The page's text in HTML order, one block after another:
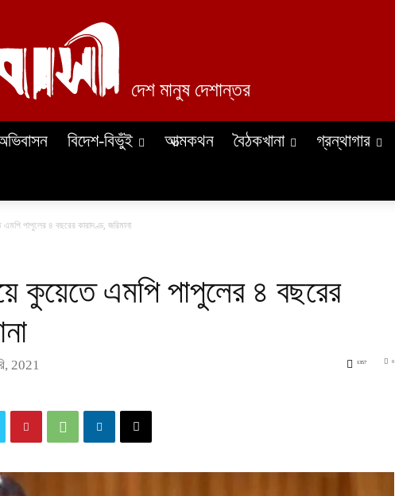
দেশ মানুষ দেশান্তর
বিদেশ-বিভুঁই আত্মকথন বৈঠকখানা গ্রন্থাগার
এমপি পাপুলের ৪ বছরের কারাদণ্ড, জরিমানা
কুয়েতে এমপি পাপুলের ৪ বছরের
2021 0
1357